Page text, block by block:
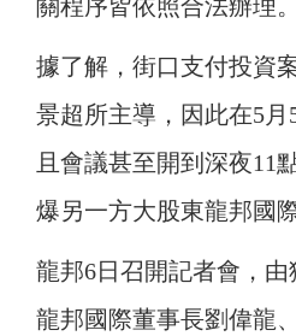
關程序皆依照合法辦理。
據了解，街口支付投資
景超所主導，因此在5月
且會議甚至開到深夜11
爆另一方大股東龍邦國
龍邦6日召開記者會，由
龍邦國際董事長劉偉龍